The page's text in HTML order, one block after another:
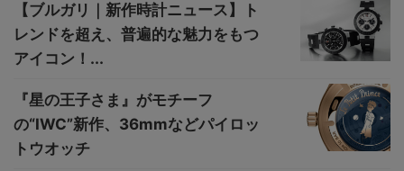
【ブルガリ｜新作時計ニュース】ト
レンドを超え、普遍的な魅力をもつ
アイコン！...
『星の王子さま』がモチーフ
の“IWC”新作、36mmなどパイロッ
トウオッチ